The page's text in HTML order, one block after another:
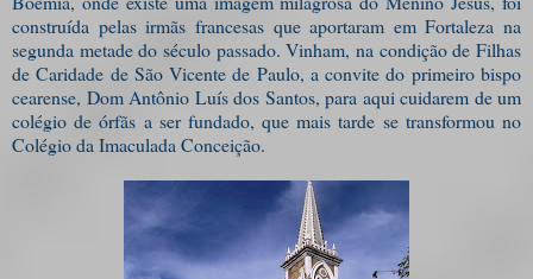
construída pelas irmãs francesas que aportaram em Fortaleza na
segunda metade do século passado. Vinham, na condição de Filhas
de Caridade de São Vicente de Paulo, a convite do primeiro bispo
cearense, Dom Antônio Luís dos Santos, para aqui cuidarem de um
colégio de órfãs a ser fundado, que mais tarde se transformou no
Colégio da Imaculada Conceição.